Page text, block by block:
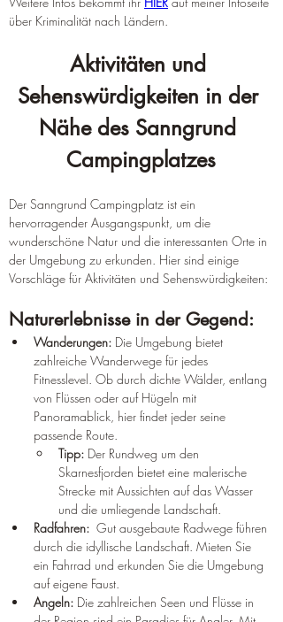
über Kriminalität nach Ländern.
Aktivitäten und
Sehenswürdigkeiten in der
Nähe des Sanngrund
Campingplatzes
Der Sanngrund Campingplatz ist ein
hervorragender Ausgangspunkt, um die
wunderschöne Natur und die interessanten Orte in
der Umgebung zu erkunden. Hier sind einige
Vorschläge für Aktivitäten und Sehenswürdigkeiten:
Naturerlebnisse in der Gegend:
Wanderungen: Die Umgebung bietet
zahlreiche Wanderwege für jedes
Fitnesslevel. Ob durch dichte Wälder, entlang
von Flüssen oder auf Hügeln mit
Panoramablick, hier findet jeder seine
passende Route.
Tipp: Der Rundweg um den
Skarnesfjorden bietet eine malerische
Strecke mit Aussichten auf das Wasser
und die umliegende Landschaft.
Radfahren: Gut ausgebaute Radwege führen
durch die idyllische Landschaft. Mieten Sie
ein Fahrrad und erkunden Sie die Umgebung
auf eigene Faust.
Angeln: Die zahlreichen Seen und Flüsse in